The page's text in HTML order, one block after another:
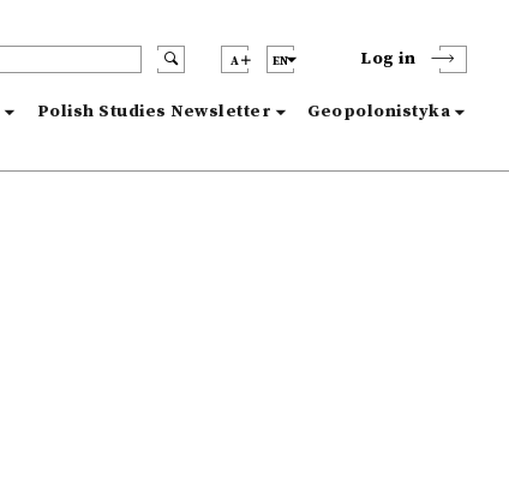
A EN Log in
Polish Studies Newsletter Geopolonistyka